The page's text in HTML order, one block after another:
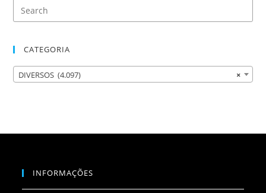
CATEGORIA
×
DIVERSOS (4.097)
INFORMAÇÕES